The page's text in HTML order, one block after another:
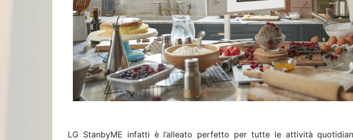
LG StanbyME infatti è l’alleato perfetto per tutte le attività